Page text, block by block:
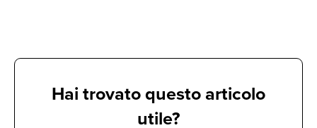
Hai trovato questo articolo
utile?